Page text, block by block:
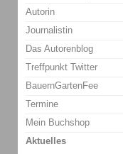
Autorin
Journalistin
Das Autorenblog
Treffpunkt Twitter
BauernGartenFee
Termine
Mein Buchshop
Aktuelles